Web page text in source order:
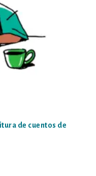
de cuentos de